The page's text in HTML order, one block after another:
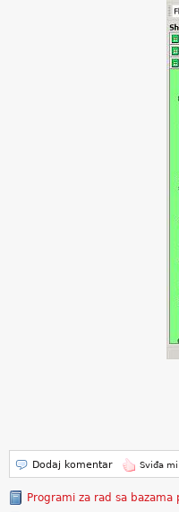
Dodaj komentar Sviđa
Programi za rad sa